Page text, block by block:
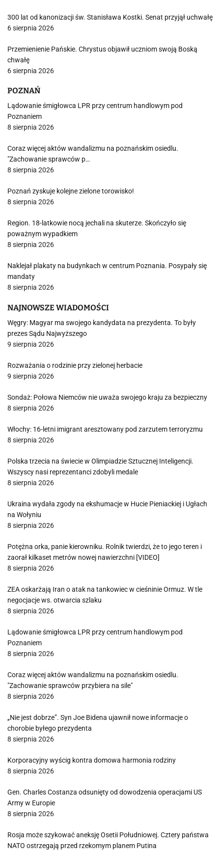
300 lat od kanonizacji św. Stanisława Kostki. Senat przyjął uchwałę
6 sierpnia 2026
Przemienienie Pańskie. Chrystus objawił uczniom swoją Boską
chwałę
6 sierpnia 2026
POZNAŃ
Lądowanie śmigłowca LPR przy centrum handlowym pod
Poznaniem
8 sierpnia 2026
Coraz więcej aktów wandalizmu na poznańskim osiedlu.
"Zachowanie sprawców p…
8 sierpnia 2026
Poznań zyskuje kolejne zielone torowisko!
8 sierpnia 2026
Region. 18-latkowie nocą jechali na skuterze. Skończyło się
poważnym wypadkiem
8 sierpnia 2026
Naklejał plakaty na budynkach w centrum Poznania. Posypały się
mandaty
8 sierpnia 2026
NAJNOWSZE WIADOMOŚCI
Węgry: Magyar ma swojego kandydata na prezydenta. To były
prezes Sądu Najwyższego
9 sierpnia 2026
Rozważania o rodzinie przy zielonej herbacie
9 sierpnia 2026
Sondaż: Połowa Niemców nie uważa swojego kraju za bezpieczny
8 sierpnia 2026
Włochy: 16-letni imigrant aresztowany pod zarzutem terroryzmu
8 sierpnia 2026
Polska trzecia na świecie w Olimpiadzie Sztucznej Inteligencji.
Wszyscy nasi reprezentanci zdobyli medale
8 sierpnia 2026
Ukraina wydała zgody na ekshumacje w Hucie Pieniackiej i Ugłach
na Wołyniu
8 sierpnia 2026
Potężna orka, panie kierowniku. Rolnik twierdzi, że to jego teren i
zaorał kilkaset metrów nowej nawierzchni [VIDEO]
8 sierpnia 2026
ZEA oskarżają Iran o atak na tankowiec w cieśninie Ormuz. W tle
negocjacje ws. otwarcia szlaku
8 sierpnia 2026
Lądowanie śmigłowca LPR przy centrum handlowym pod
Poznaniem
8 sierpnia 2026
Coraz więcej aktów wandalizmu na poznańskim osiedlu.
"Zachowanie sprawców przybiera na sile"
8 sierpnia 2026
„Nie jest dobrze”. Syn Joe Bidena ujawnił nowe informacje o
chorobie byłego prezydenta
8 sierpnia 2026
Korporacyjny wyścig kontra domowa harmonia rodziny
8 sierpnia 2026
Gen. Charles Costanza odsunięty od dowodzenia operacjami US
Army w Europie
8 sierpnia 2026
Rosja może szykować aneksję Osetii Południowej. Cztery państwa
NATO ostrzegają przed rzekomym planem Putina